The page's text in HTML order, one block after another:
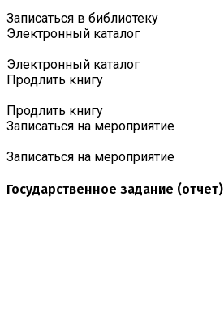
Записаться в библиотеку
Электронный каталог
Электронный каталог
Продлить книгу
Продлить книгу
Записаться на мероприятие
Записаться на мероприятие
Государственное задание (отчет)